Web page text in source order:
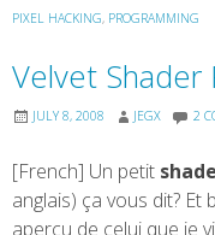
PIXEL HACKING, PROGRAMMING
Velvet Shader
JULY 8, 2008 JEGX 2
[French] Un petit
anglais) ça vous dit? Et
aperçu de celui que je